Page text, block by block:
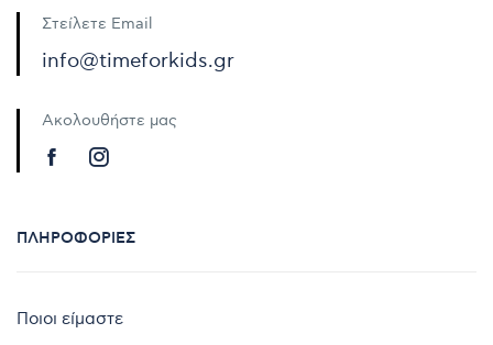
Στείλετε Email
info@timeforkids.gr
Ακολουθήστε μας
ΠΛΗΡΟΦΟΡΊΕΣ
Ποιοι είμαστε